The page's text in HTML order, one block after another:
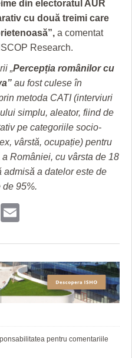
din electoratul AUR
cu două treimi care
”, a comentat
Research.
„Percepția românilor cu
au fost culese în
metoda CATI (interviuri
simplu, aleator, fiind de
pe categoriile socio-
vârstă, ocupație) pentru
României, cu vârsta de 18
admisă a datelor este de
de 95%.
WhatsApp
pentru comentariile